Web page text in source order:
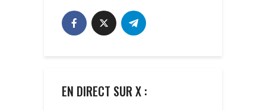
EN DIRECT SUR X :